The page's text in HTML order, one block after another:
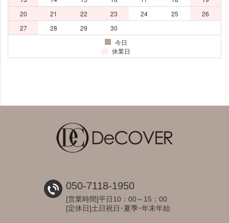
050-7118-1950
[営業時間]平日10：00～15：00
[定休日]土日祝日･夏季･年末年始